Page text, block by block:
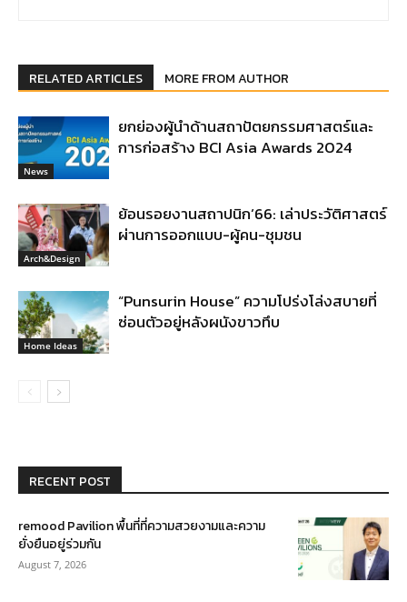
RELATED ARTICLES MORE FROM AUTHOR
News
ยกย่องผู้นำด้านสถาปัตยกรรมศาสตร์และ
การก่อสร้าง BCI Asia Awards 2024
Arch&Design
ย้อนรอยงานสถาปนิก’66: เล่าประวัติศาสตร์
ผ่านการออกแบบ-ผู้คน-ชุมชน
Home Ideas
“Punsurin House” ความโปร่งโล่งสบายที่
ซ่อนตัวอยู่หลังผนังขาวทึบ
RECENT POST
remood Pavilion พื้นที่ที่ความสวยงามและความ
ยั่งยืนอยู่ร่วมกัน
August 7, 2026